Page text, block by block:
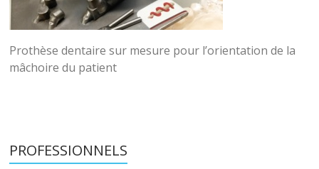
Prothèse dentaire sur mesure pour l’orientation de la
mâchoire du patient
PROFESSIONNELS